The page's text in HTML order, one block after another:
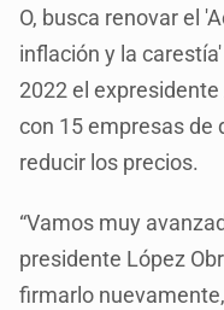
O, busca renovar el
inflación y la
2022 el
con 15 empresas de
reducir los precios.
“Vamos muy
presidente López
firmarlo